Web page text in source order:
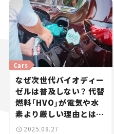
た【試乗レビュー】
Cars
なぜ次世代バイオディー
ゼルは普及しない？ 代替
燃料「HVO」が電気や水
素より厳しい理由とは
【国沢光宏がクルマ業界
2025.08.27